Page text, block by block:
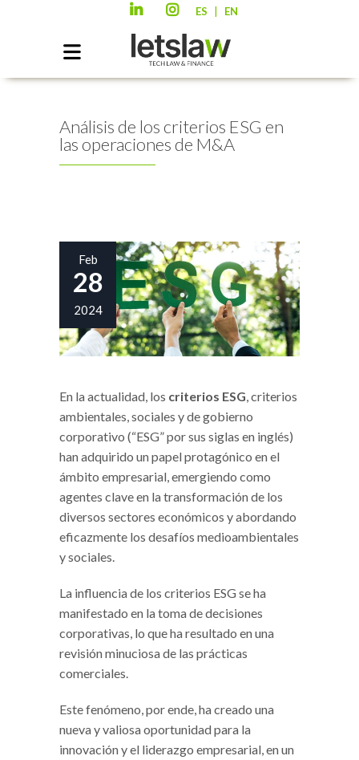
ES EN
Análisis de los criterios ESG en
las operaciones de M&A
Feb
28
2024
En la actualidad, los criterios ESG, criterios
ambientales, sociales y de gobierno
corporativo (“ESG” por sus siglas en inglés)
han adquirido un papel protagónico en el
ámbito empresarial, emergiendo como
agentes clave en la transformación de los
diversos sectores económicos y abordando
eficazmente los desafíos medioambientales
y sociales.
La influencia de los criterios ESG se ha
manifestado en la toma de decisiones
corporativas, lo que ha resultado en una
revisión minuciosa de las prácticas
comerciales.
Este fenómeno, por ende, ha creado una
nueva y valiosa oportunidad para la
innovación y el liderazgo empresarial, en un